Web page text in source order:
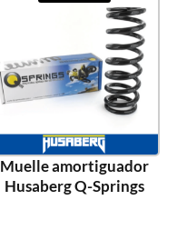
Muelle amortiguador
Husaberg Q-Springs